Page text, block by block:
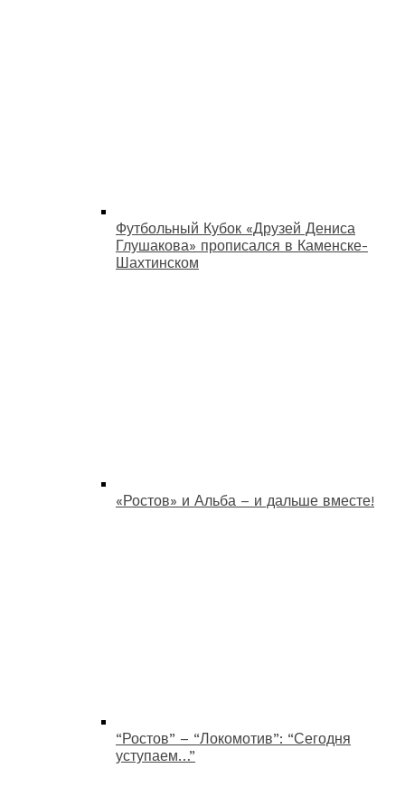
Футбольный Кубок «Друзей Дениса
Глушакова» прописался в Каменске-
Шахтинском
«Ростов» и Альба – и дальше вместе!
“Ростов” – “Локомотив”: “Сегодня
уступаем…”